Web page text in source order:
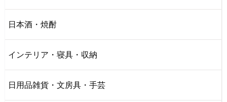
日本酒・焼酎
インテリア・寝具・収納
日用品雑貨・文房具・手芸